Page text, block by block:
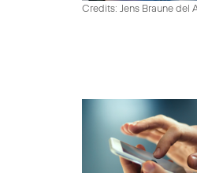
Credits: Jens Braune del